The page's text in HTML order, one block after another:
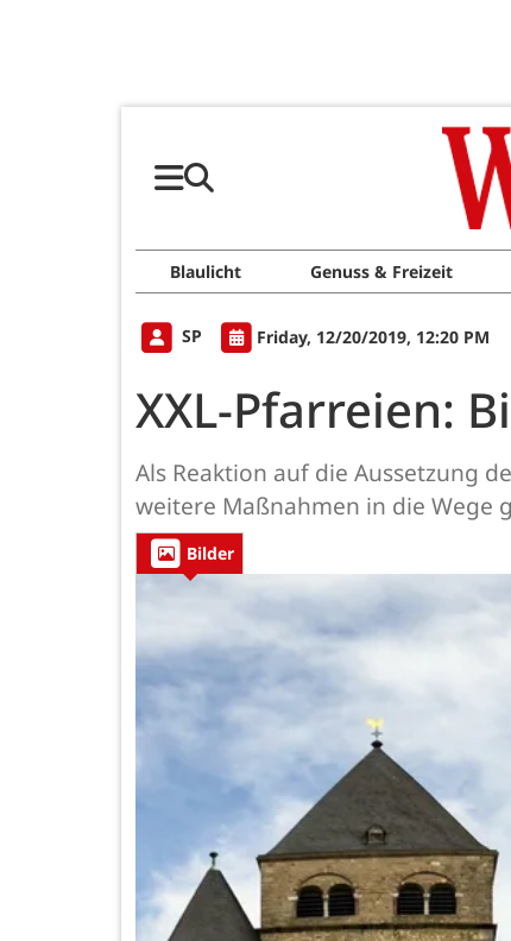
Blaulicht Genuss & Freizeit
SP Friday, 12/20/2019, 12:20 PM
XXL-Pfarreien:
Als Reaktion auf die Aussetzung
weitere Maßnahmen in die Wege
Bilder